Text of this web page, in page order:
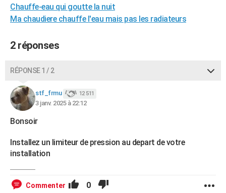
Chauffe-eau qui goutte la nuit
Ma chaudiere chauffe l'eau mais pas les radiateurs
2 réponses
RÉPONSE 1 / 2
stf_frmu 12 511
3 janv. 2025 à 22:12
Bonsoir
Installez un limiteur de pression au depart de votre
installation
Commenter 0